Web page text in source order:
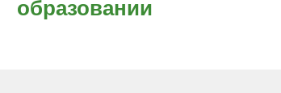
образовании